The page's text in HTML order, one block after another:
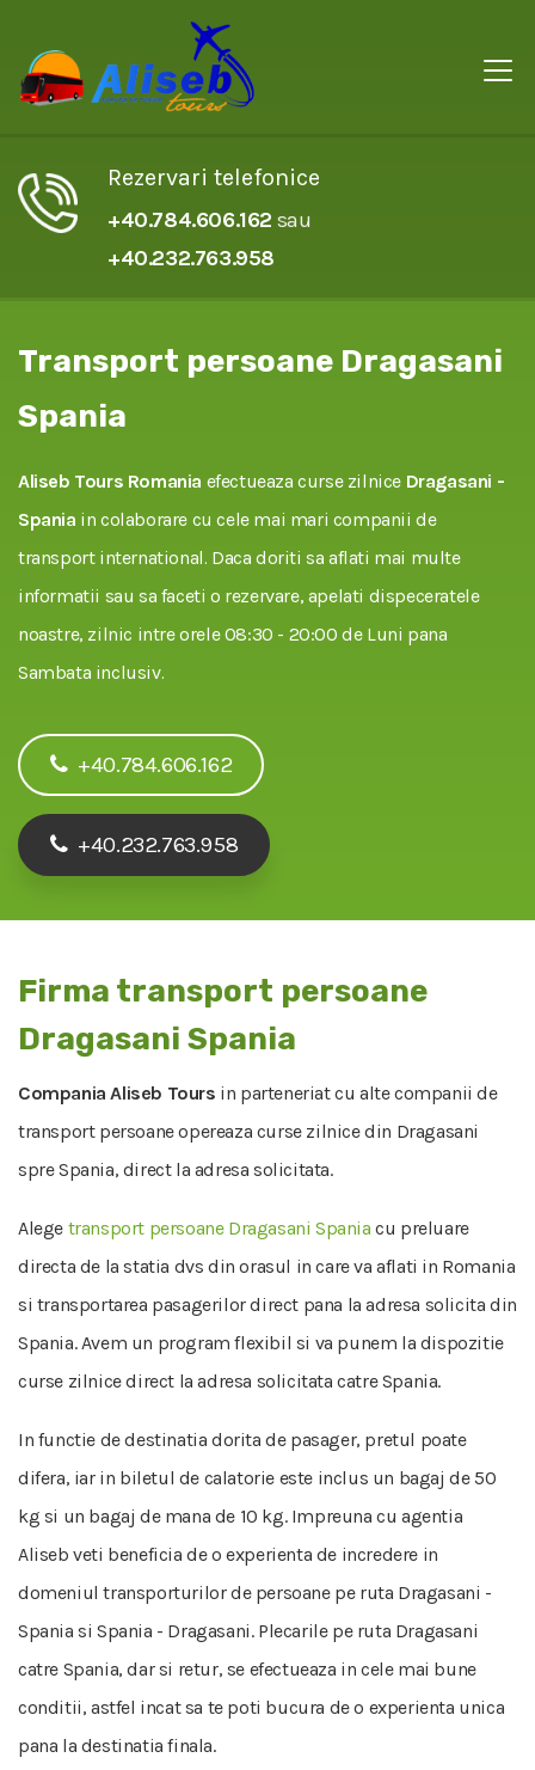
Rezervari telefonice
+40.784.606.162 sau
+40.232.763.958
Transport persoane Dragasani
Spania
Aliseb Tours Romania efectueaza curse zilnice Dragasani -
Spania in colaborare cu cele mai mari companii de
transport international. Daca doriti sa aflati mai multe
informatii sau sa faceti o rezervare, apelati dispeceratele
noastre, zilnic intre orele 08:30 - 20:00 de Luni pana
Sambata inclusiv.
+40.784.606.162
+40.232.763.958
Firma transport persoane
Dragasani Spania
Compania Aliseb Tours in parteneriat cu alte companii de
transport persoane opereaza curse zilnice din Dragasani
spre Spania, direct la adresa solicitata.
Alege transport persoane Dragasani Spania cu preluare
directa de la statia dvs din orasul in care va aflati in Romania
si transportarea pasagerilor direct pana la adresa solicita din
Spania. Avem un program flexibil si va punem la dispozitie
curse zilnice direct la adresa solicitata catre Spania.
In functie de destinatia dorita de pasager, pretul poate
difera, iar in biletul de calatorie este inclus un bagaj de 50
kg si un bagaj de mana de 10 kg. Impreuna cu agentia
Aliseb veti beneficia de o experienta de incredere in
domeniul transporturilor de persoane pe ruta Dragasani -
Spania si Spania - Dragasani. Plecarile pe ruta Dragasani
catre Spania, dar si retur, se efectueaza in cele mai bune
conditii, astfel incat sa te poti bucura de o experienta unica
pana la destinatia finala.